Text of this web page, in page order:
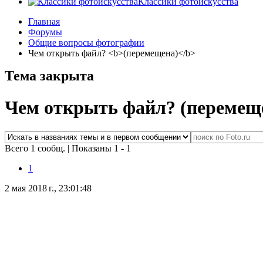
Главная
Форумы
Общие вопросы фотографии
Чем открыть файл? <b>(перемещена)</b>
Тема закрыта
Чем открыть файл?
Всего 1 сообщ. | Показаны 1 - 1
1
2 мая 2018 г., 23:01:48